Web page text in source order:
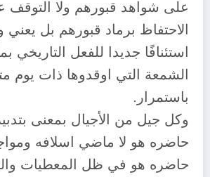
على شواهد قبورهم ولا التوقف
الاحتفاظ برماد قبورهم بل
استئنافًا جديدا للفعل التاريخي
الشمعة التي اوقدوها ذات يوم
باستمرار.
وكل جيل من الأجيال بمعنى
حاضره هو لا ماضي اسلافه
حاضره هو في ظل المعطيات